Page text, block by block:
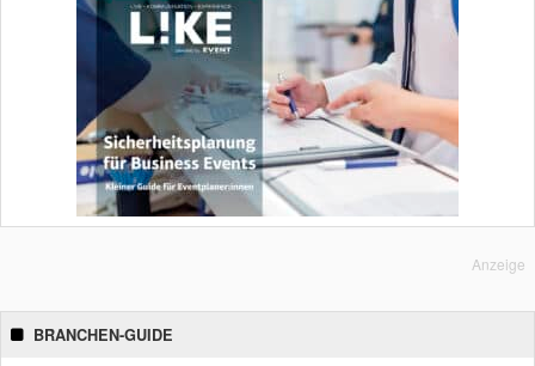
Anzeige
BRANCHEN-GUIDE